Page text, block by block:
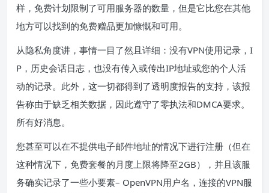
样，免费计划限制了可用服务器的数量，但是它比您在其他
地方可以找到的免费赠品更加慷慨和可用。
从隐私角度讲，事情一目了然且详细：没有VPN使用记录，I
P，历史会话日志，也没有传入或传出IP地址或您的个人活
动的记录。此外，这一切都得到了透明度报告的支持，该报
告称由于缺乏相关数据，因此遵守了零执法和DMCA要求。
所有好消息。
您甚至可以在不提供电子邮件地址的情况下进行注册（但在
这种情况下，免费套餐的月度上限将降至2GB），并且该服
务确实记录了一些小要素– OpenVPN用户名，连接的VPN服